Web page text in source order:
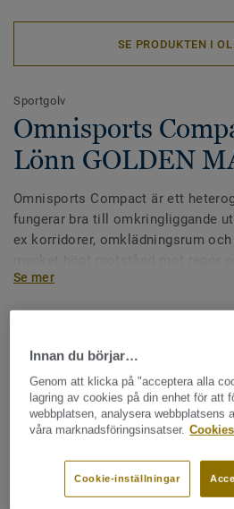
SE PRODUKTEN I
Sportgolv
Omnisports
Lönn GOLDEN
Omnisports Compact är ett
fungerar bra till omkringliggande
ex korridorer, omklädningsrum
tack vare vår ytbehandling TopClean
Se mer
Golv för entréer, korridorer och
Tålig mot intrycksmärken och
Lågt rullmotstånd
Kostnadseffektivt underhåll
TEKNIK- OCH MILJÖSPECIFIKATIONER
Innan du börjar…
Genom att klicka på "acceptera alla
lagring av cookies på din enhet för att
webbplatsen, analysera webbplatsens
våra marknadsföringsinsatser.
Cookie-inställningar